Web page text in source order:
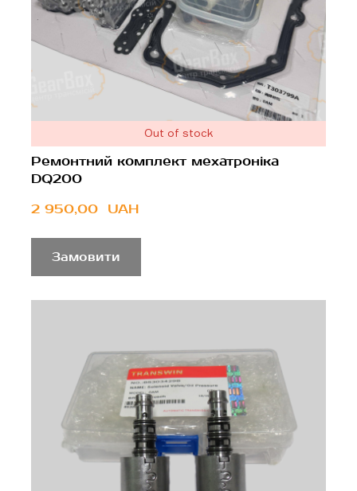
Out of stock
Ремонтний комплект мехатроніка
DQ200
2 950,00  UAH
Замовити